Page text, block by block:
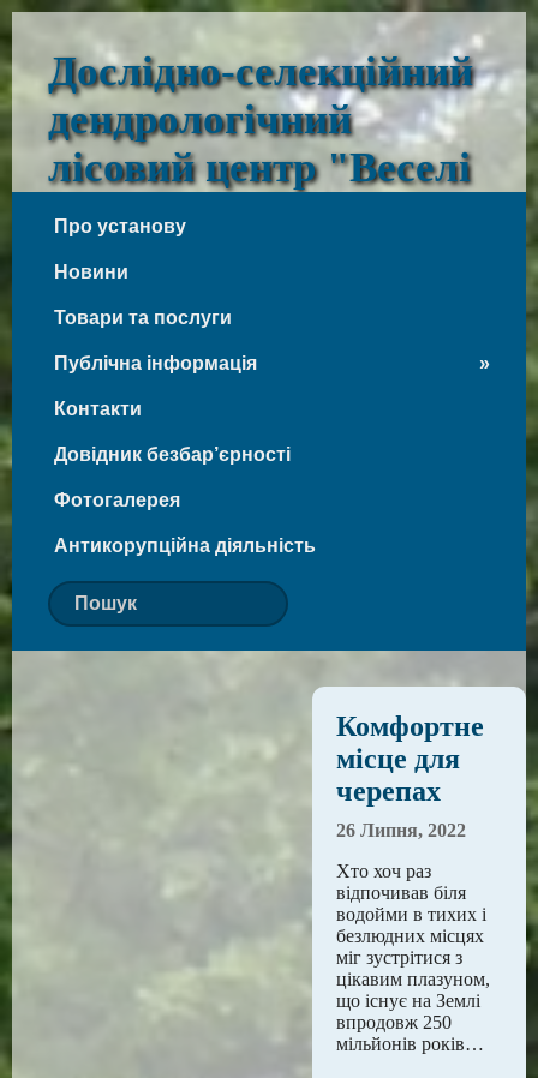
Дослідно-селекційний
дендрологічний
лісовий центр "Веселі
Боковеньки"
Веселі Боковеньки
Про установу
Новини
Товари та послуги
Публічна інформація
Контакти
Довідник безбар’єрності
Фотогалерея
Антикорупційна діяльність
Комфортне
місце для
черепах
26 Липня, 2022
Хто хоч раз
відпочивав біля
водойми в тихих і
безлюдних місцях
міг зустрітися з
цікавим плазуном,
що існує на Землі
впродовж 250
мільйонів років…